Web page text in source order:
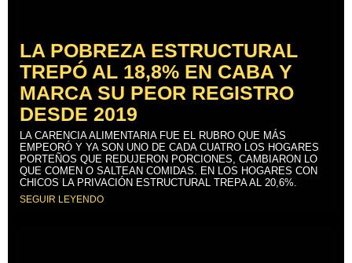
LA POBREZA ESTRUCTURAL
TREPÓ AL 18,8% EN CABA Y
MARCA SU PEOR REGISTRO
DESDE 2019
LA CARENCIA ALIMENTARIA FUE EL RUBRO QUE MÁS
EMPEORÓ Y YA SON UNO DE CADA CUATRO LOS HOGARES
PORTEÑOS QUE REDUJERON PORCIONES, CAMBIARON LO
QUE COMEN O SALTEAN COMIDAS. EN LOS HOGARES CON
CHICOS LA PRIVACIÓN ESTRUCTURAL TREPA AL 20,6%.
SEGUIR LEYENDO